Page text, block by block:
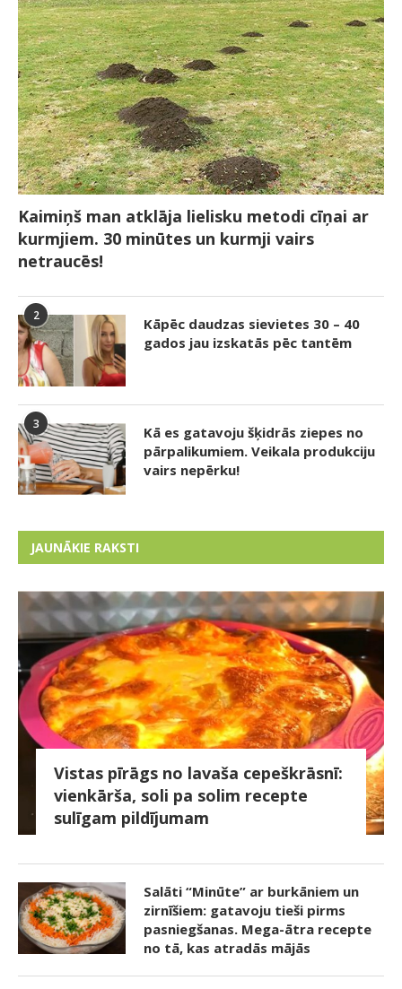
Kaimiņš man atklāja lielisku metodi cīņai ar
kurmjiem. 30 minūtes un kurmji vairs
netraucēs!
2
Kāpēc daudzas sievietes 30 – 40
gados jau izskatās pēc tantēm
3
Kā es gatavoju šķidrās ziepes no
pārpalikumiem. Veikala produkciju
vairs nepērku!
JAUNĀKIE RAKSTI
Vistas pīrāgs no lavaša cepeškrāsnī:
vienkārša, soli pa solim recepte
sulīgam pildījumam
Salāti “Minūte” ar burkāniem un
zirnīšiem: gatavoju tieši pirms
pasniegšanas. Mega-ātra recepte
no tā, kas atradās mājās